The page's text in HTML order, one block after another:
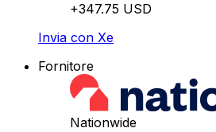
+347.75 USD
Invia con Xe
Fornitore
Nationwide